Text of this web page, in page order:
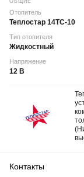
ОБЩИЕ
Отопитель
Теплостар 14ТС-10
Тип отопителя
Жидкостный
Напряжение
12 В
Контакты